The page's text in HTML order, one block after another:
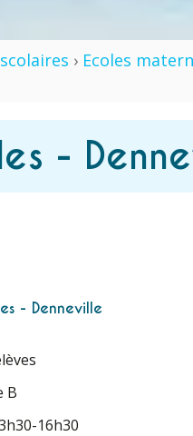
› Ecoles
-
- Denneville
B
16h30